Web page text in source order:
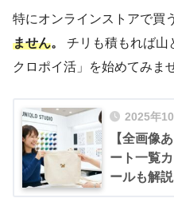
特にオンラインストアで買
ません。
チリも積もれば山
クロポイ活」を始めてみま
2025年
【全画像
ート一覧
ールも解説